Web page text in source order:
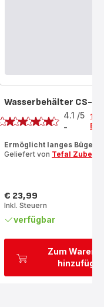
Zum
Wasserbehälter CS-
Bewertung
4.1 /5
-
11
Ermöglicht langes Bügeln
Geliefert von Tefal
Preis
€ 23,99
Inkl. Steuern
verfügbar